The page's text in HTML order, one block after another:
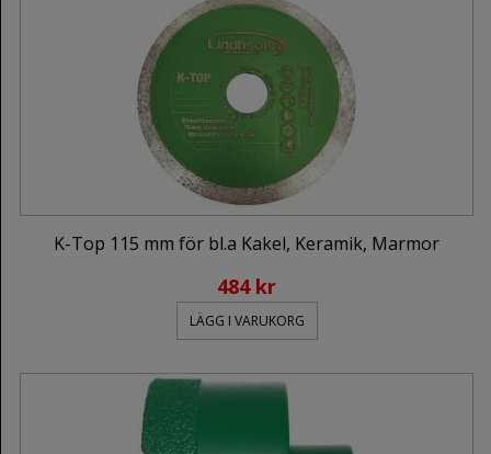
K-Top 115 mm för bl.a Kakel, Keramik, Marmor
484 kr
LÄGG I VARUKORG